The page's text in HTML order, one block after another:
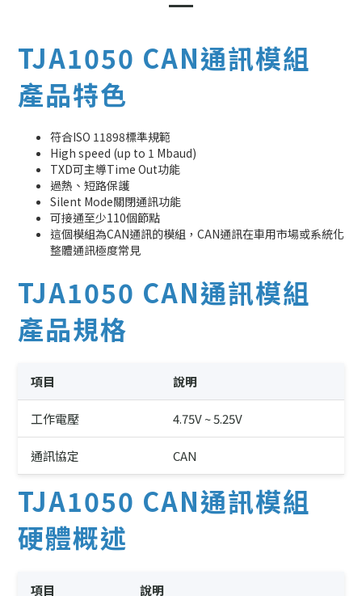
TJA1050 CAN通訊模組
產品特色
符合ISO 11898標準規範
High speed (up to 1 Mbaud)
TXD可主導Time Out功能
過熱、短路保護
Silent Mode關閉通訊功能
可接通至少110個節點
這個模組為CAN通訊的模組，CAN通訊在車用市場或系統化
整體通訊極度常見
TJA1050 CAN通訊模組
產品規格
項目 說明
工作電壓 4.75V ~ 5.25V
通訊協定 CAN
TJA1050 CAN通訊模組
硬體概述
項目 說明